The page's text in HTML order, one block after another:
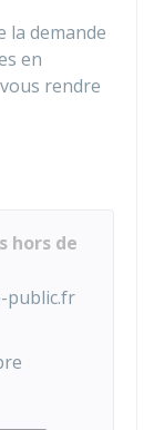
la demande
en
rendre
hors de
public.fr